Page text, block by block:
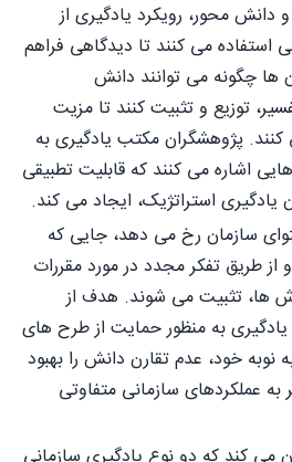
دانش محور، رویکرد یادگیری از
استفاده می کنند تا دیدگاهی فراهم
ها چگونه می توانند دانش
توزیع و تثبیت کنند تا مزیت
کنند. پژوهشگران مکتب یادگیری به
اشاره می کنند که قابلیت تطبیقی
استراتژیک، ایجاد می کند.
سازمان رخ می دهد، جایی که
طریق تفکر مجدد در مورد مقررات
ها، تثبیت می شوند. هدف از
یادگیری به منظور حمایت از طرح های
نوبه خود، عدم تقارن دانش را بهبود
عملکردهای سازمانی متفاوتی